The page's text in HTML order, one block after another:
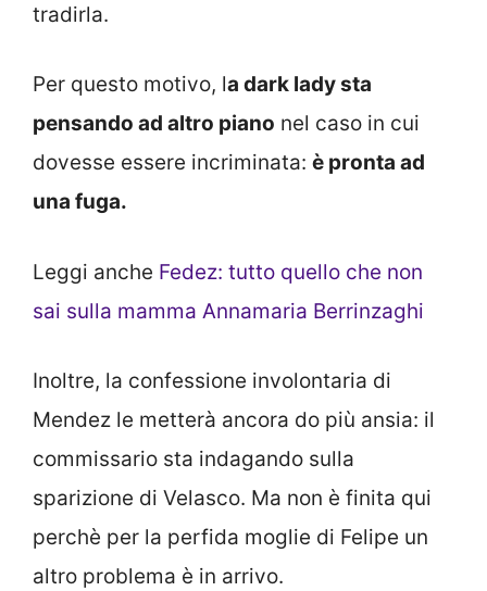
tradirla.
Per questo motivo, la dark lady sta
pensando ad altro piano nel caso in cui
dovesse essere incriminata: è pronta ad
una fuga.
Leggi anche Fedez: tutto quello che non
sai sulla mamma Annamaria Berrinzaghi
Inoltre, la confessione involontaria di
Mendez le metterà ancora do più ansia: il
commissario sta indagando sulla
sparizione di Velasco. Ma non è finita qui
perchè per la perfida moglie di Felipe un
altro problema è in arrivo.